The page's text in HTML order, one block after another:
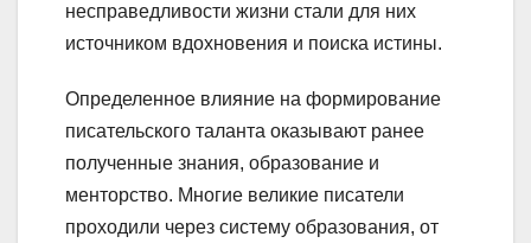
несправедливости жизни стали для них
источником вдохновения и поиска истины.
Определенное влияние на формирование
писательского таланта оказывают ранее
полученные знания, образование и
менторство. Многие великие писатели
проходили через систему образования, от